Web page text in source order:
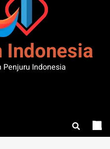
Indonesia
Penjuru Indonesia